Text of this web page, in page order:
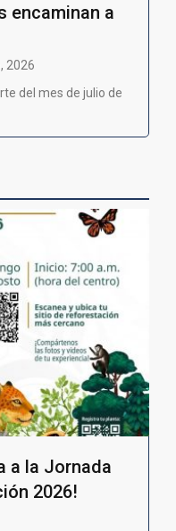
encaminan a
2026
del mes de julio de
a la Jornada
2026!